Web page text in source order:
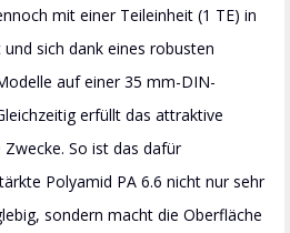
mit einer Teileinheit (1 TE) in
sich dank eines robusten
auf einer 35 mm-DIN-
erfüllt das attraktive
So ist das dafür
Polyamid PA 6.6 nicht nur sehr
sondern macht die Oberfläche